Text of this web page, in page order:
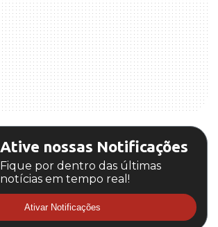
Ative nossas Notificações
Fique por dentro das últimas
notícias em tempo real!
Ativar Notificações